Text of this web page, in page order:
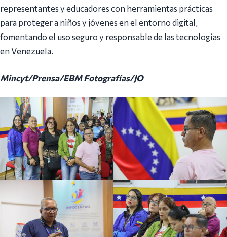
representantes y educadores con herramientas prácticas
para proteger a niños y jóvenes en el entorno digital,
fomentando el uso seguro y responsable de las tecnologías
en Venezuela.
Mincyt/Prensa/EBM Fotografías/JO